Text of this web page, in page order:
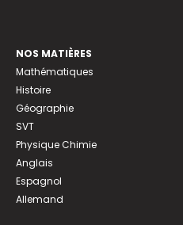
NOS MATIÈRES
Mathématiques
Histoire
Géographie
SVT
Physique Chimie
Anglais
Espagnol
Allemand